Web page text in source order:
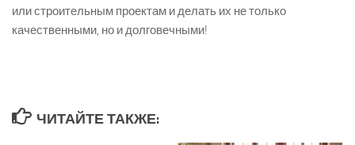
или строительным проектам и делать их не только
качественными, но и долговечными!
ЧИТАЙТЕ ТАКЖЕ: